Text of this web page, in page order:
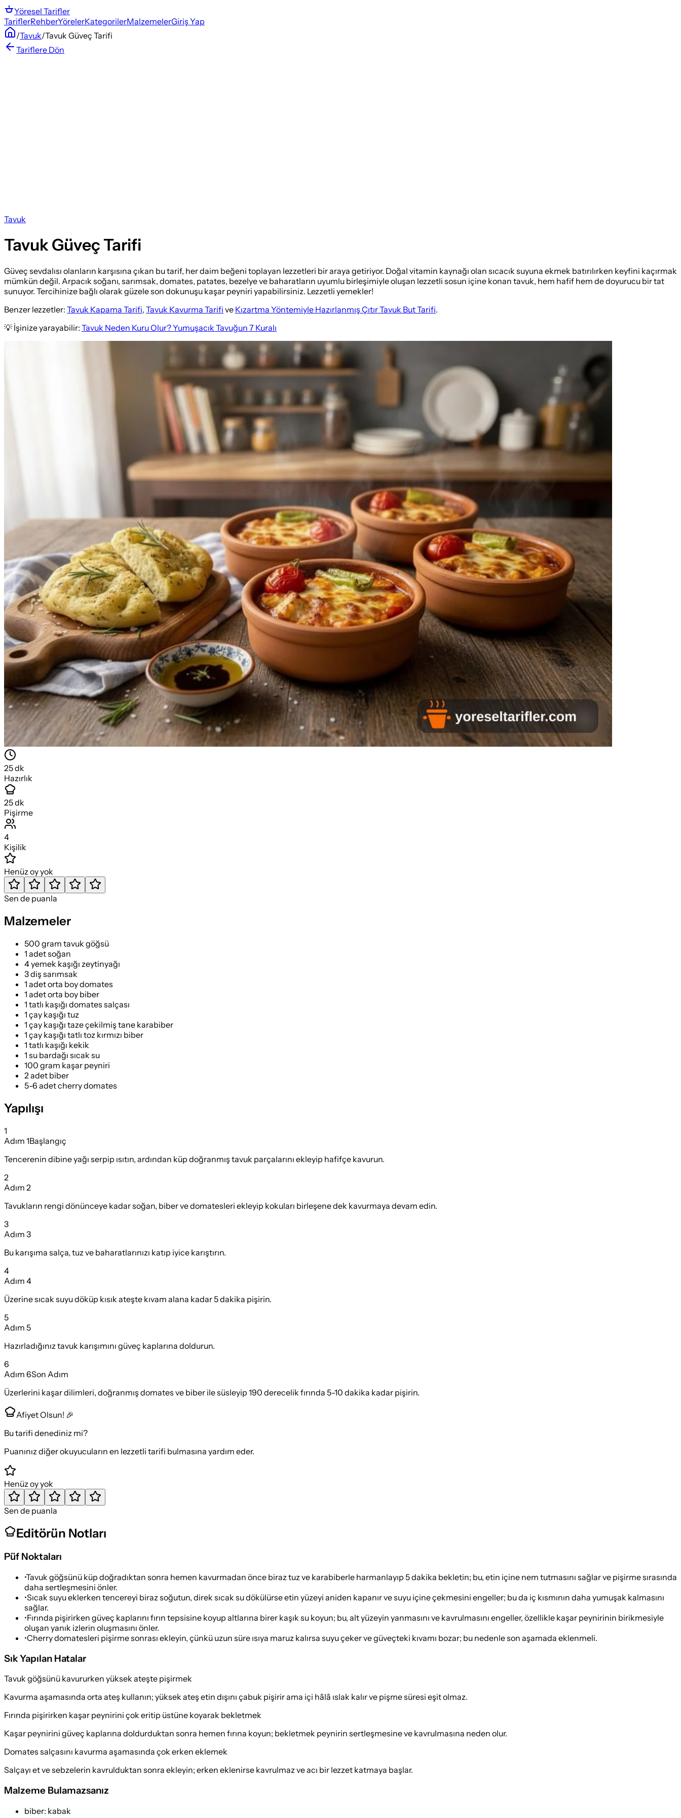
Yöresel Tarifler
TariflerRehberYörelerKategorilerMalzemelerGiriş Yap
/Tavuk/Tavuk Güveç Tarifi
Tariflere Dön
Tavuk
Tavuk Güveç Tarifi
Güveç sevdalısı olanların karşısına çıkan bu tarif, her daim beğeni toplayan lezzetleri bir araya getiriyor. Doğal vitamin kaynağı olan sıcacık suyuna ekmek batırılırken keyfini kaçırmak
mümkün değil. Arpacık soğanı, sarımsak, domates, patates, bezelye ve baharatların uyumlu birleşimiyle oluşan lezzetli sosun içine konan tavuk, hem hafif hem de doyurucu bir tat
sunuyor. Tercihinize bağlı olarak güzele son dokunuşu kaşar peyniri yapabilirsiniz. Lezzetli yemekler!
Benzer lezzetler: Tavuk Kapama Tarifi, Tavuk Kavurma Tarifi ve Kızartma Yöntemiyle Hazırlanmış Çıtır Tavuk But Tarifi.
💡 İşinize yarayabilir: Tavuk Neden Kuru Olur? Yumuşacık Tavuğun 7 Kuralı
25dk
Hazırlık
25dk
Pişirme
4
Kişilik
Henüz oy yok
Sen de puanla
Malzemeler
500 gram tavuk göğsü
1 adet soğan
4 yemek kaşığı zeytinyağı
3 diş sarımsak
1 adet orta boy domates
1 adet orta boy biber
1 tatlı kaşığı domates salçası
1 çay kaşığı tuz
1 çay kaşığı taze çekilmiş tane karabiber
1 çay kaşığı tatlı toz kırmızı biber
1 tatlı kaşığı kekik
1 su bardağı sıcak su
100 gram kaşar peyniri
2 adet biber
5-6 adet cherry domates
Yapılışı
1
Adım 1Başlangıç
Tencerenin dibine yağı serpip ısıtın, ardından küp doğranmış tavuk parçalarını ekleyip hafifçe kavurun.
2
Adım 2
Tavukların rengi dönünceye kadar soğan, biber ve domatesleri ekleyip kokuları birleşene dek kavurmaya devam edin.
3
Adım 3
Bu karışıma salça, tuz ve baharatlarınızı katıp iyice karıştırın.
4
Adım 4
Üzerine sıcak suyu döküp kısık ateşte kıvam alana kadar 5 dakika pişirin.
5
Adım 5
Hazırladığınız tavuk karışımını güveç kaplarına doldurun.
6
Adım 6Son Adım
Üzerlerini kaşar dilimleri, doğranmış domates ve biber ile süsleyip 190 derecelik fırında 5-10 dakika kadar pişirin.
Afiyet Olsun! 🎉
Bu tarifi denediniz mi?
Puanınız diğer okuyucuların en lezzetli tarifi bulmasına yardım eder.
Henüz oy yok
Sen de puanla
Editörün Notları
Püf Noktaları
•Tavuk göğsünü küp doğradıktan sonra hemen kavurmadan önce biraz tuz ve karabiberle harmanlayıp 5 dakika bekletin; bu, etin içine nem tutmasını sağlar ve pişirme sırasında
daha sertleşmesini önler.
•Sıcak suyu eklerken tencereyi biraz soğutun, direk sıcak su dökülürse etin yüzeyi aniden kapanır ve suyu içine çekmesini engeller; bu da iç kısmının daha yumuşak kalmasını
sağlar.
•Fırında pişirirken güveç kaplarını fırın tepsisine koyup altlarına birer kaşık su koyun; bu, alt yüzeyin yanmasını ve kavrulmasını engeller, özellikle kaşar peynirinin birikmesiyle
oluşan yanık izlerin oluşmasını önler.
•Cherry domatesleri pişirme sonrası ekleyin, çünkü uzun süre ısıya maruz kalırsa suyu çeker ve güveçteki kıvamı bozar; bu nedenle son aşamada eklenmeli.
Sık Yapılan Hatalar
Tavuk göğsünü kavururken yüksek ateşte pişirmek
Kavurma aşamasında orta ateş kullanın; yüksek ateş etin dışını çabuk pişirir ama içi hâlâ ıslak kalır ve pişme süresi eşit olmaz.
Fırında pişirirken kaşar peynirini çok eritip üstüne koyarak bekletmek
Kaşar peynirini güveç kaplarına doldurduktan sonra hemen fırına koyun; bekletmek peynirin sertleşmesine ve kavrulmasına neden olur.
Domates salçasını kavurma aşamasında çok erken eklemek
Salçayı et ve sebzelerin kavrulduktan sonra ekleyin; erken eklenirse kavrulmaz ve acı bir lezzet katmaya başlar.
Malzeme Bulamazsanız
biber: kabak